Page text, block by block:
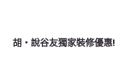
胡‧說谷友獨家裝修優惠!